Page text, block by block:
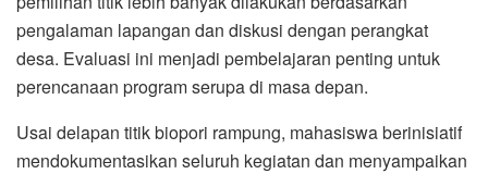
pengalaman lapangan dan diskusi dengan perangkat
desa. Evaluasi ini menjadi pembelajaran penting untuk
perencanaan program serupa di masa depan.
Usai delapan titik biopori rampung, mahasiswa berinisiatif
mendokumentasikan seluruh kegiatan dan menyampaikan